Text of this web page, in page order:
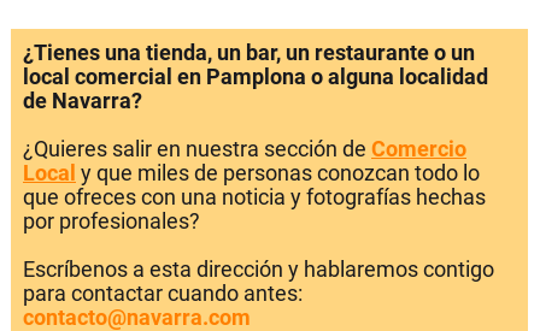
¿Tienes una tienda, un bar, un restaurante o un
local comercial en Pamplona o alguna localidad
de Navarra?
¿Quieres salir en nuestra sección de Comercio
Local y que miles de personas conozcan todo lo
que ofreces con una noticia y fotografías hechas
por profesionales?
Escríbenos a esta dirección y hablaremos contigo
para contactar cuando antes:
contacto@navarra.com